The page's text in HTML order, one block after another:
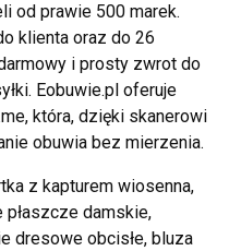
od prawie 500 marek.
klienta oraz do 26
i prosty zwrot do
Eobuwie.pl oferuje
która, dzięki skanerowi
obuwia bez mierzenia.
z kapturem wiosenna,
damskie,
dresowe obcisłe, bluza